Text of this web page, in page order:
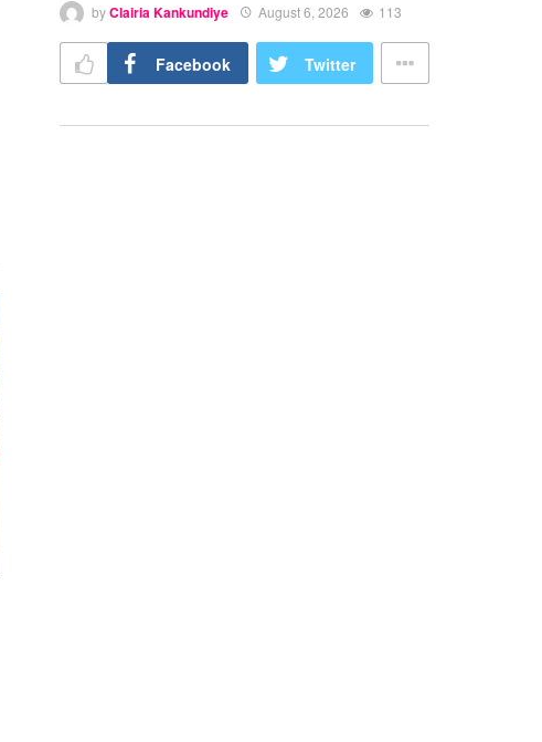
byClairia Kankundiye August 6, 2026 113
Facebook Twitter